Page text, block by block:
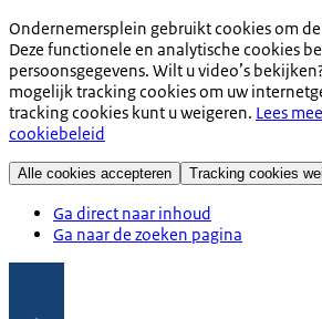
Ondernemersplein gebruikt cookies om
Deze functionele en analytische cookies
persoonsgegevens. Wilt u video’s
mogelijk tracking cookies om uw
tracking cookies kunt u weigeren. Lees
cookiebeleid
Alle cookies accepteren Tracking cookies
Ga direct naar inhoud
Ga naar de zoeken pagina